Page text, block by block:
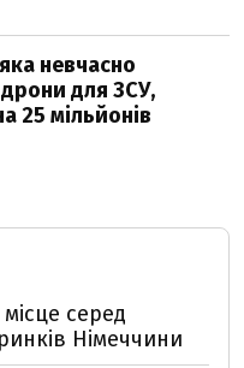
невчасно
для ЗСУ,
25 мільйонів
серед
Німеччини